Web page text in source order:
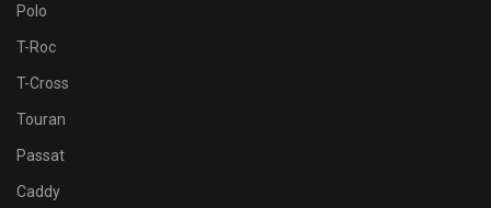
Polo
T-Roc
T-Cross
Touran
Passat
Caddy